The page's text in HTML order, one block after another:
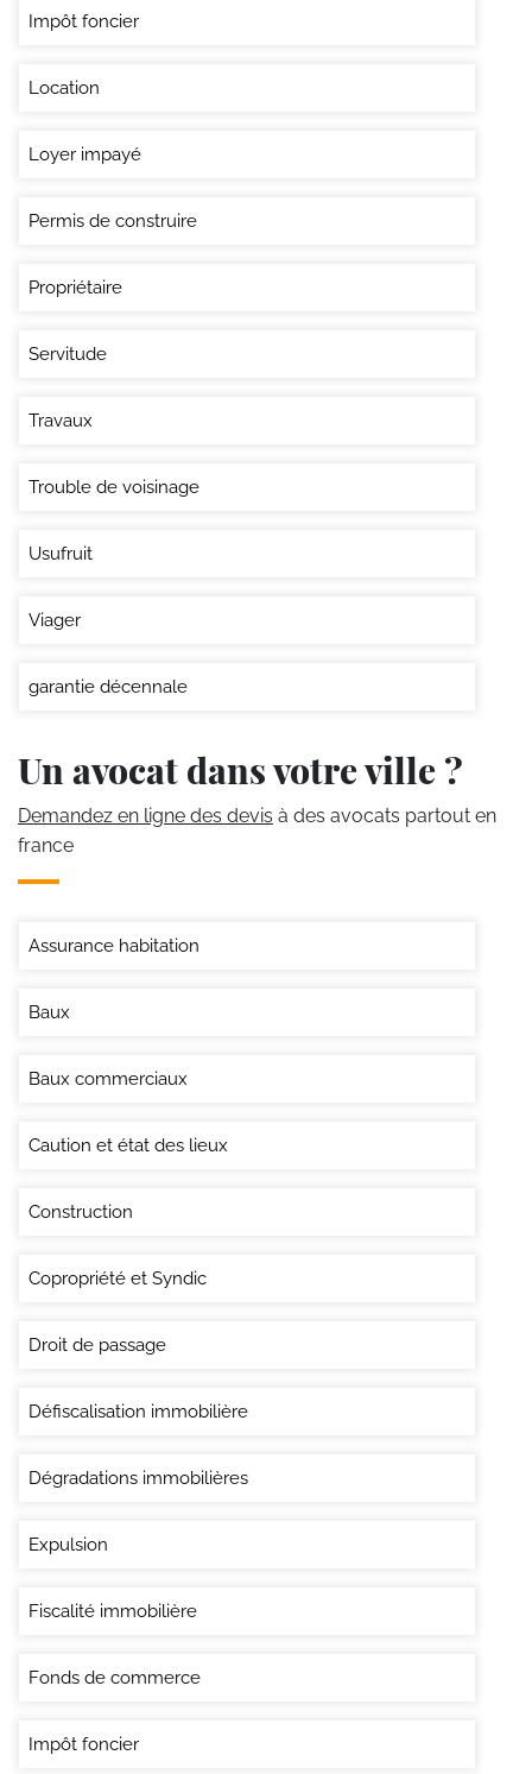
Impôt foncier
Location
Loyer impayé
Permis de construire
Propriétaire
Servitude
Travaux
Trouble de voisinage
Usufruit
Viager
garantie décennale
Un avocat dans votre ville ?
Demandez en ligne des devis à des avocats partout en
france
Assurance habitation
Baux
Baux commerciaux
Caution et état des lieux
Construction
Copropriété et Syndic
Droit de passage
Défiscalisation immobilière
Dégradations immobilières
Expulsion
Fiscalité immobilière
Fonds de commerce
Impôt foncier